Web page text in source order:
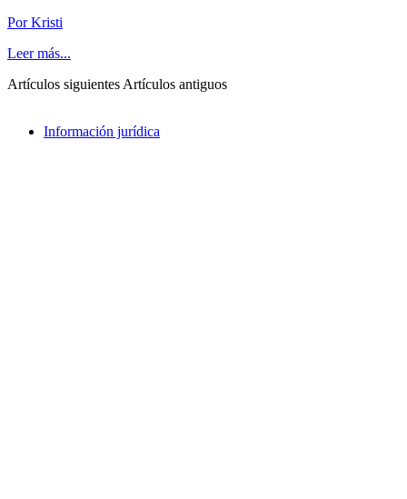
Por Kristi
Leer más...
Artículos siguientes Artículos antiguos
Información jurídica